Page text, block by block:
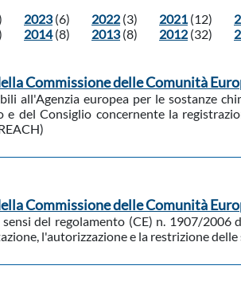
2023(6) 2022 (3) 2021 (12)
2014(8) 2013(8) 2012 (32)
Commissione delle Comunità
all'Agenzia europea per le sostanze
del Consiglio concernente la
Commissione delle Comunità
del regolamento (CE) n. 1907/2006
l'autorizzazione e la restrizione delle